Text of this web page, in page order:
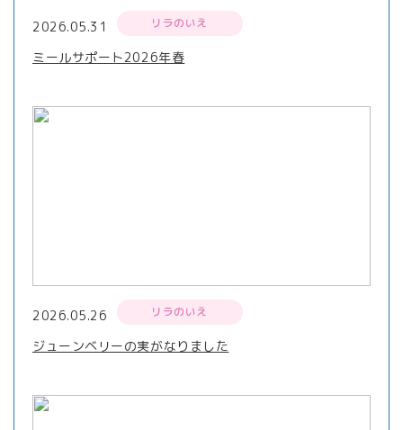
2026.05.31 リラのいえ
ミールサポート2026年春
2026.05.26 リラのいえ
ジューンベリーの実がなりました